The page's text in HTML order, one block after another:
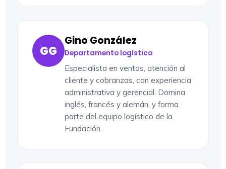
GG
Gino González
Departamento logístico
Especialista en ventas, atención al
cliente y cobranzas, con experiencia
administrativa y gerencial. Domina
inglés, francés y alemán, y forma
parte del equipo logístico de la
Fundación.